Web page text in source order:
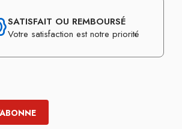
SATISFAIT OU REMBOURSÉ
Votre satisfaction est notre priorité